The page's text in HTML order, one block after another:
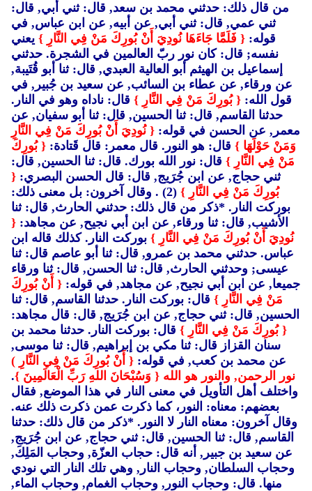
من قال ذلك: حدثني محمد بن سعد, قال: ثني أبي, قال:
ثني عمي, قال: ثني أبي, عن أبيه, عن ابن عباس, في
قوله: { فَلَمَّا جَاءَهَا نُودِيَ أَنْ بُورِكَ مَنْ فِي النَّارِ } يعني
نفسه; قال: كان نور ربّ العالمين في الشجرة. حدثني
إسماعيل بن الهيثم أبو العالية العبدي, قال: ثنا أبو قُتَيبة,
عن ورقاء, عن عطاء بن السائب, عن سعيد بن جُبير, في
قول الله: { بُورِكَ مَنْ فِي النَّارِ } قال: ناداه وهو في النار.
حدثنا القاسم, قال: ثنا الحسين, قال: ثنا أبو سفيان, عن
معمر, عن الحسن في قوله: { نُودِيَ أَنْ بُورِكَ مَنْ فِي النَّارِ
وَمَنْ حَوْلَهَا } قال: هو النور. قال معمر: قال قَتادة: { بُورِكَ
مَنْ فِي النَّارِ } قال: نور الله بورك. قال: ثنا الحسين, قال:
ثني حجاج, عن ابن جُرَيج, قال: قال الحسن البصري: {
بُورِكَ مَنْ فِي النَّارِ } (2)
. وقال آخرون: بل معنى ذلك:
بوركت النار. *ذكر من قال ذلك: حدثني الحارث, قال: ثنا
الأشيب, قال: ثنا ورقاء, عن ابن أبي نجيح, عن مجاهد: {
نُودِيَ أَنْ بُورِكَ مَنْ فِي النَّارِ } بوركت النار. كذلك قاله ابن
عباس. حدثني محمد بن عمرو, قال: ثنا أبو عاصم قال: ثنا
عيسى; وحدثني الحارث, قال: ثنا الحسن, قال: ثنا ورقاء
جميعا, عن ابن أبي نجيح, عن مجاهد, في قوله: { أَنْ بُورِكَ
مَنْ فِي النَّارِ } قال: بوركت النار. حدثنا القاسم, قال: ثنا
الحسين, قال: ثني حجاج, عن ابن جُرَيج, قال: قال مجاهد:
{ بُورِكَ مَنْ فِي النَّارِ } قال: بوركت النار. حدثنا محمد بن
سنان القزاز قال: ثنا مكي بن إبراهيم, قال: ثنا موسى,
عن محمد بن كعب, في قوله: { أَنْ بُورِكَ مَنْ فِي النَّارِ )
نور الرحمن, والنور هو الله { وَسُبْحَانَ اللهِ رَبِّ الْعَالَمِينَ }.
واختلف أهل التأويل في معنى النار في هذا الموضع, فقال
بعضهم: معناه: النور، كما ذكرت عمن ذكرت ذلك عنه.
وقال آخرون: معناه النار لا النور. *ذكر من قال ذلك: حدثنا
القاسم, قال: ثنا الحسين, قال: ثني حجاج, عن ابن جُرَيج,
عن سعيد بن جبير, أنه قال: حجاب العزّة, وحجاب المَلِكَ,
وحجاب السلطان, وحجاب النار, وهي تلك النار التي نودي
منها. قال: وحجاب النور, وحجاب الغمام, وحجاب الماء,